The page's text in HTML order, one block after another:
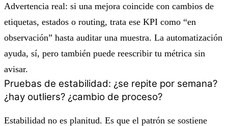
Advertencia real: si una mejora coincide con cambios de
etiquetas, estados o routing, trata ese KPI como “en
observación” hasta auditar una muestra. La automatización
ayuda, sí, pero también puede reescribir tu métrica sin
avisar.
Pruebas de estabilidad: ¿se repite por semana?
¿hay outliers? ¿cambio de proceso?
Estabilidad no es planitud. Es que el patrón se sostiene